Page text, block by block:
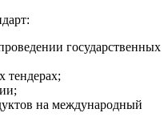
государственных
тендерах;
на международный